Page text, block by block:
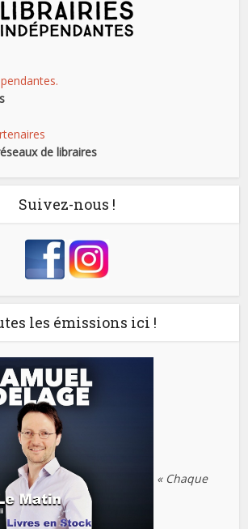
de libraires
Suivez-nous !
les émissions ici !
« Chaque